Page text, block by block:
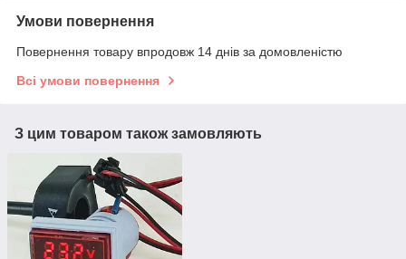
Умови повернення
Повернення товару впродовж 14 днів за домовленістю
Всі умови повернення
З цим товаром також замовляють